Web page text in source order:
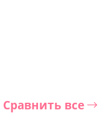
Сравнить все